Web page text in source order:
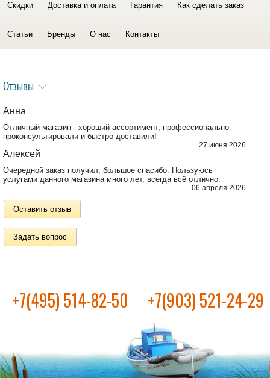
Скидки Доставка и оплата Гарантия Как сделать заказ
Статьи Бренды О нас Контакты
Отзывы
Анна
Отличный магазин - хороший ассортимент, профессионально
проконсультировали и быстро доставили!
27 июня 2026
Алексей
Очередной заказ получил, большое спасибо. Пользуюсь
услугами данного магазина много лет, всегда всё отлично.
06 апреля 2026
Оставить отзыв
Задать вопрос
+7(495) 514-82-50 +7(903) 521-24-29